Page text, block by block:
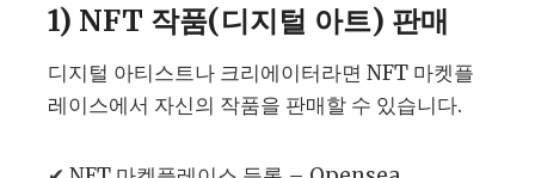
1) NFT 작품(디지털 아트) 판매
디지털 아티스트나 크리에이터라면 NFT 마켓플
레이스에서 자신의 작품을 판매할 수 있습니다.